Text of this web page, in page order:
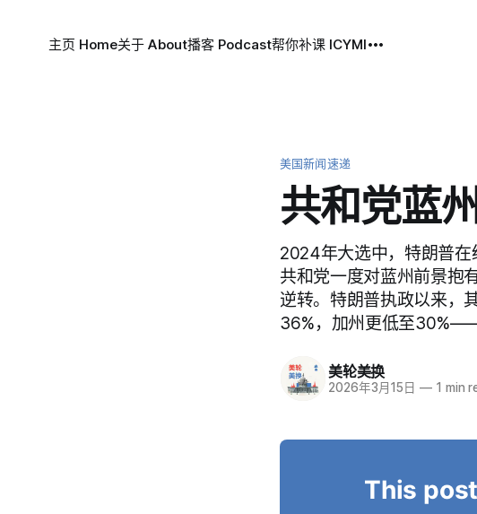
主页 Home关于 About播客 Podcast帮你补课 ICYMI
美国新闻速递
共和党蓝
2024年大选中，特朗普
共和党一度对蓝州前景抱
逆转。特朗普执政以来
36%，加州更低至
美轮美换
2026年3月15日 — 1 min
This